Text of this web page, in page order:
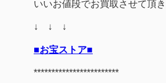
いいお値段でお買取させて頂
↓ ↓ ↓
■お宝ストア■
************************